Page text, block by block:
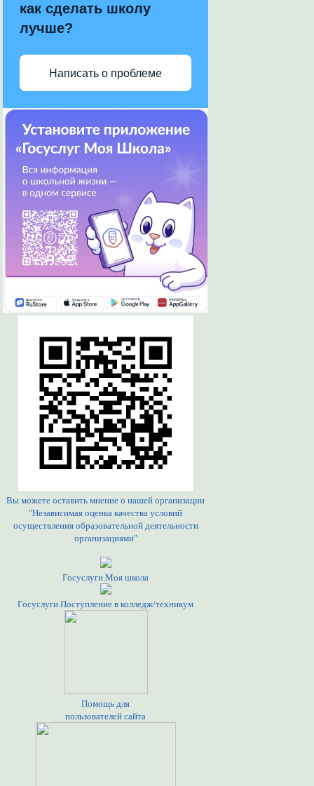
как сделать школу
лучше?
Написать о проблеме
Вы можете оставить мнение о нашей организации
"Независимая оценка качества условий
осуществления образовательной деятельности
организациями"
Госуслуги.Моя школа
Госуслуги.Поступление в колледж/техникум
Помощь для
пользователей сайта